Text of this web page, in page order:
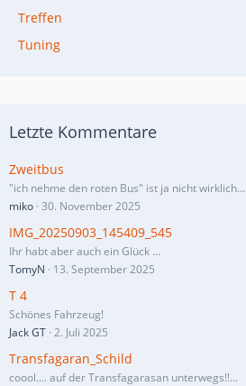
Treffen
Tuning
Letzte Kommentare
Zweitbus
"ich nehme den roten Bus" ist ja nicht wirklich…
miko 30. November 2025
IMG_20250903_145409_545
Ihr habt aber auch ein Glück ...
TomyN
13. September 2025
T 4
Schönes Fahrzeug!
Jack GT 2. Juli 2025
Transfagaran_Schild
coool.... auf der Transfagarasan unterwegs!!…